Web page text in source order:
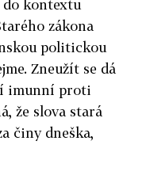
do kontextu
zákona
politickou
Zneužít se dá
imunní proti
že slova stará
činy dneška,